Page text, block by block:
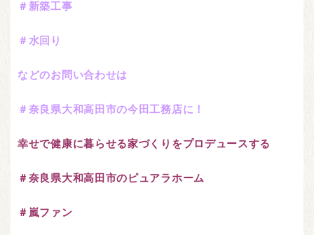
＃新築工事
＃水回り
などのお問い合わせは
＃奈良県大和高田市の今田工務店に！
幸せで健康に暮らせる家づくりをプロデュースする
＃奈良県大和高田市のピュアラホーム
＃嵐ファン